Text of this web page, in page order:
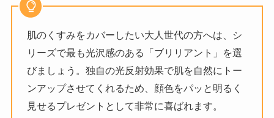
肌のくすみをカバーしたい大人世代の方へは、シ
リーズで最も光沢感のある「ブリリアント」を選
びましょう。独自の光反射効果で肌を自然にトー
ンアップさせてくれるため、顔色をパッと明るく
見せるプレゼントとして非常に喜ばれます。